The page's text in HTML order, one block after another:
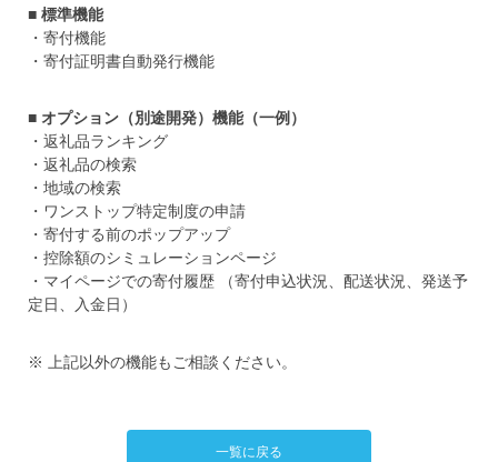
■ 標準機能
・寄付機能
・寄付証明書自動発行機能
■ オプション（別途開発）機能（一例）
・返礼品ランキング
・返礼品の検索
・地域の検索
・ワンストップ特定制度の申請
・寄付する前のポップアップ
・控除額のシミュレーションページ
・マイページでの寄付履歴 （寄付申込状況、配送状況、発送予
定日、入金日）
※ 上記以外の機能もご相談ください。
一覧に戻る